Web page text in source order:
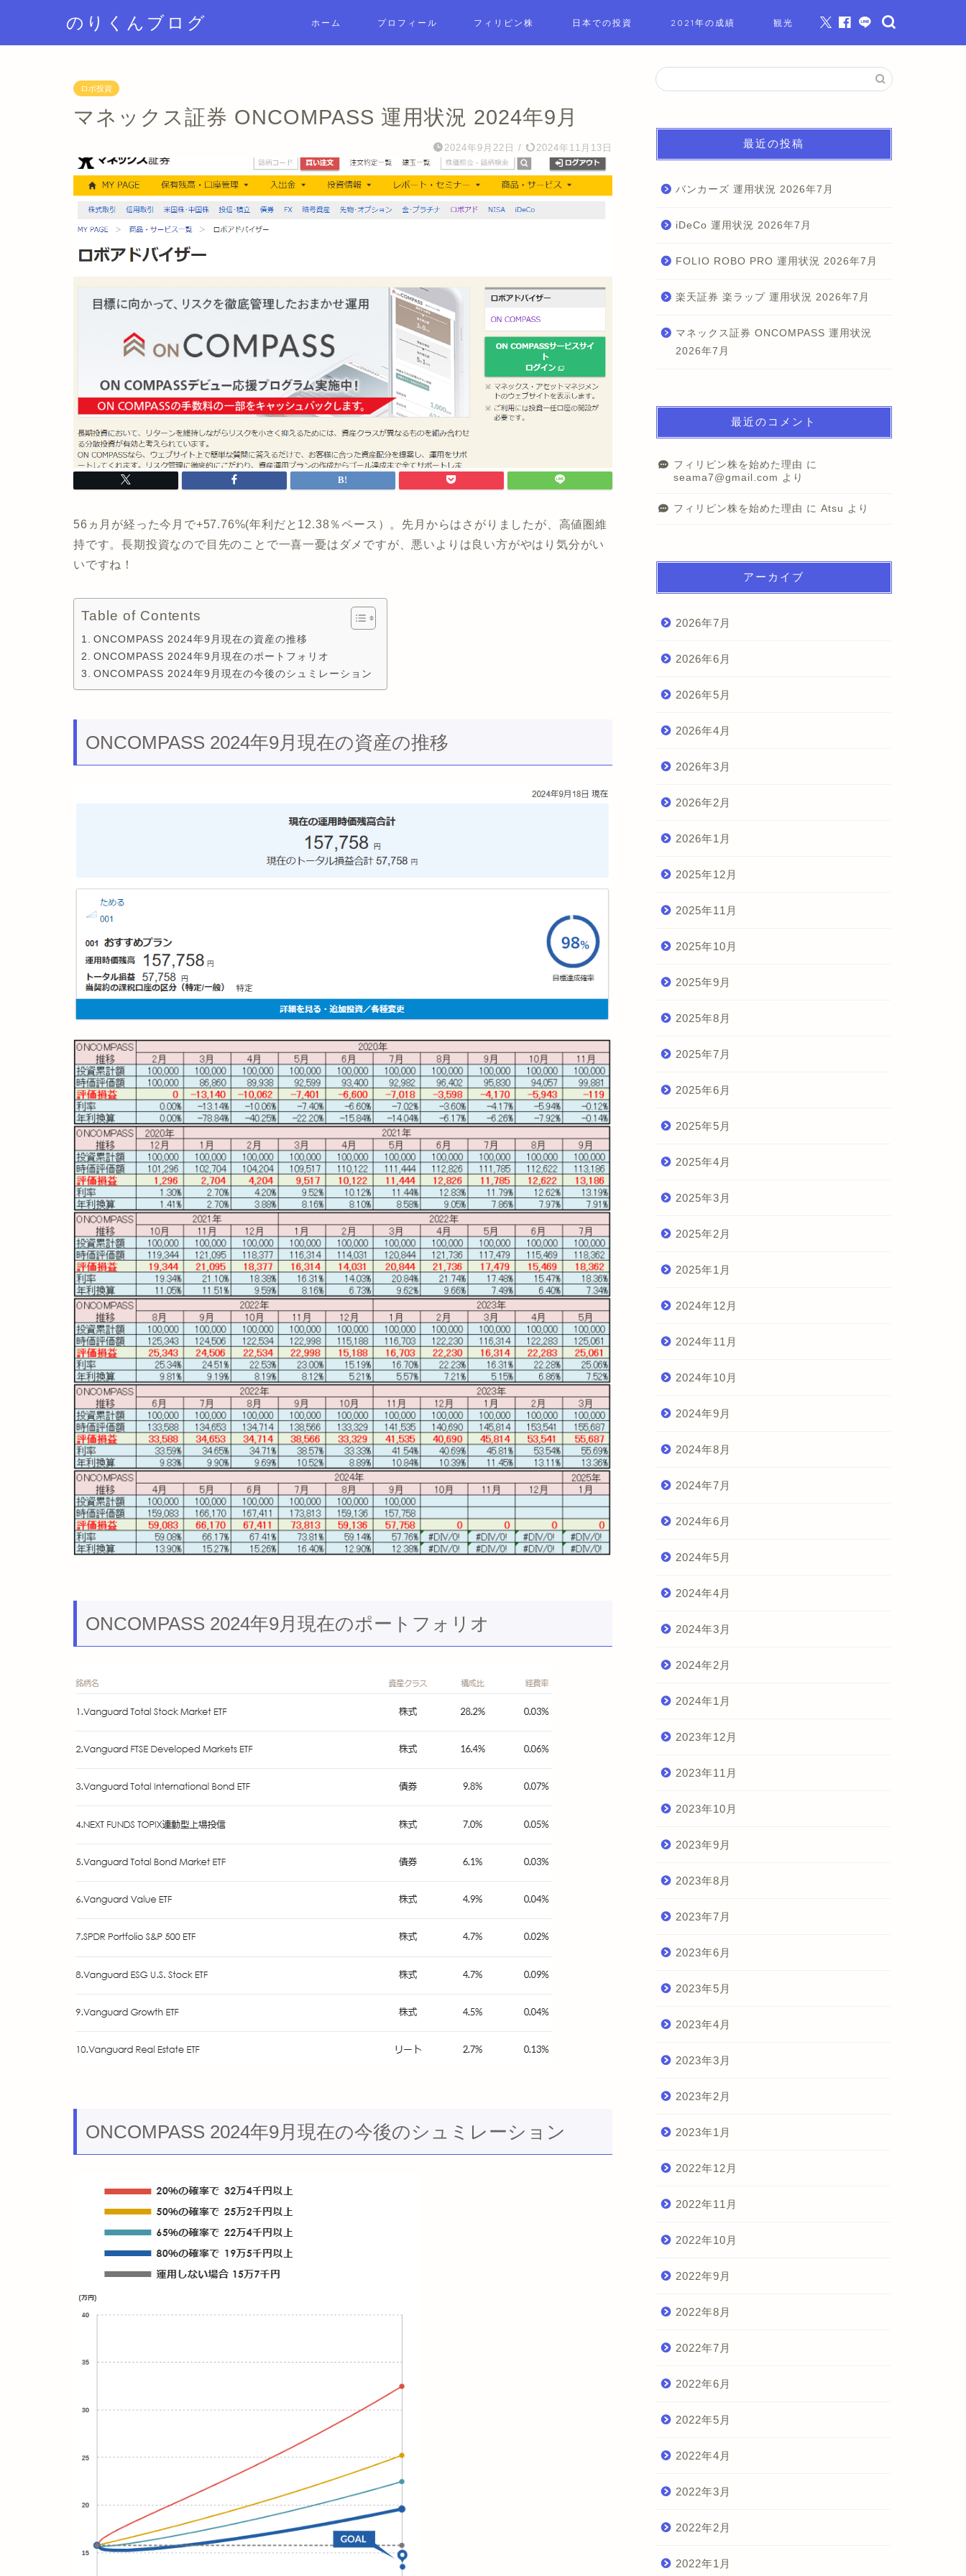
のりくんブログ ホーム プロフィール フィリピン株 日本での投資 2021年の成績 観光
ロボ投資
マネックス証券 ONCOMPASS 運用状況 2024年9月
2024年9月22日 / 2024年11月13日
56ヵ月が経った今月で+57.76%(年利だと12.38％ペース）。先月からはさがりましたが、高値圏維
持です。長期投資なので目先のことで一喜一憂はダメですが、悪いよりは良い方がやはり気分がい
いですね！
Table of Contents
ONCOMPASS 2024年9月現在の資産の推移
ONCOMPASS 2024年9月現在のポートフォリオ
ONCOMPASS 2024年9月現在の今後のシュミレーション
ONCOMPASS 2024年9月現在の資産の推移
ONCOMPASS 2024年9月現在のポートフォリオ
ONCOMPASS 2024年9月現在の今後のシュミレーション
最近の投稿
バンカーズ 運用状況 2026年7月
iDeCo 運用状況 2026年7月
FOLIO ROBO PRO 運用状況 2026年7月
楽天証券 楽ラップ 運用状況 2026年7月
マネックス証券 ONCOMPASS 運用状況
2026年7月
最近のコメント
フィリピン株を始めた理由 に
seama7@gmail.com より
フィリピン株を始めた理由 に Atsu より
アーカイブ
2026年7月
2026年6月
2026年5月
2026年4月
2026年3月
2026年2月
2026年1月
2025年12月
2025年11月
2025年10月
2025年9月
2025年8月
2025年7月
2025年6月
2025年5月
2025年4月
2025年3月
2025年2月
2025年1月
2024年12月
2024年11月
2024年10月
2024年9月
2024年8月
2024年7月
2024年6月
2024年5月
2024年4月
2024年3月
2024年2月
2024年1月
2023年12月
2023年11月
2023年10月
2023年9月
2023年8月
2023年7月
2023年6月
2023年5月
2023年4月
2023年3月
2023年2月
2023年1月
2022年12月
2022年11月
2022年10月
2022年9月
2022年8月
2022年7月
2022年6月
2022年5月
2022年4月
2022年3月
2022年2月
2022年1月